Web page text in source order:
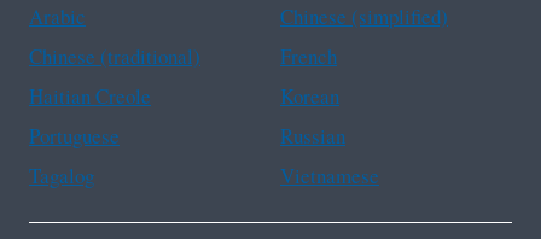
Arabic
Chinese (simplified)
Chinese (traditional)
French
Haitian Creole
Korean
Portuguese
Russian
Tagalog
Vietnamese